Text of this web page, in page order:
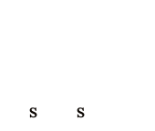
S
S